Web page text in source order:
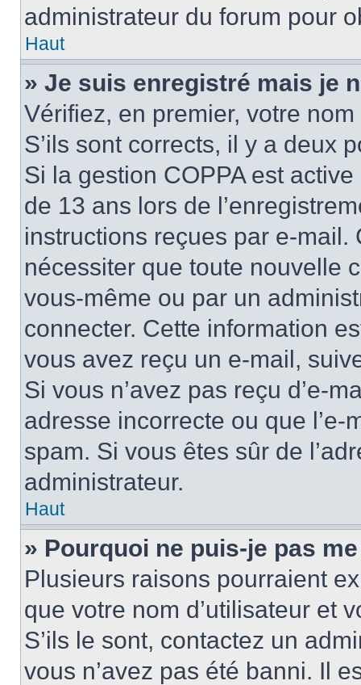
administrateur du forum pour
Haut
» Je suis enregistré mais je
Vérifiez, en premier, votre
S’ils sont corrects, il y a deux
Si la gestion COPPA est
de 13 ans lors de
instructions reçues par e-
nécessiter que toute nouvelle
vous-même ou par un
connecter. Cette information
vous avez reçu un e-mail,
Si vous n’avez pas reçu d’e-
adresse incorrecte ou que
spam. Si vous êtes sûr de
administrateur.
Haut
» Pourquoi ne puis-je pas
Plusieurs raisons pourraient
que votre nom d’utilisateur et
S’ils le sont, contactez un
vous n’avez pas été banni. Il